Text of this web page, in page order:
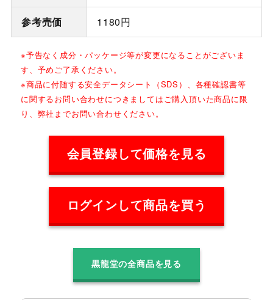
参考売価 1180円
※予告なく成分・パッケージ等が変更になることがございま
す、予めご了承ください。
※商品に付随する安全データシート（SDS）、各種確認書等
に関するお問い合わせにつきましてはご購入頂いた商品に限
り、弊社までお問い合わせください。
会員登録して価格を見る
ログインして商品を買う
黒龍堂の全商品を見る